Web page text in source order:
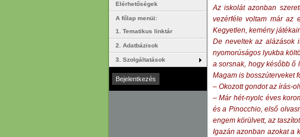
Az iskolát azonban
vezérféle voltam már az
Kegyetlen, kemény
De neveltek az alázások
nyomorúságos lyukba
a sorsnak, hogy később ő
Magam is bosszúterveket
– Okozott gondot az írás-
– Már hét-nyolc éves
és a Pinocchio, első
engem körülvett, az
Igazán azonban azokat a
Elérhetőségek
A főlap menüi:
1. Tematikus linktár
2. Adatbázisok
3. Szolgáltatások